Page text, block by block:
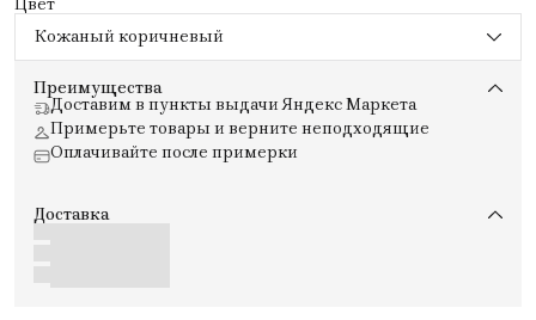
Кожаный коричневый
Преимущества
Доставим в пункты выдачи Яндекс Маркета
Примерьте товары и верните неподходящие
Оплачивайте после примерки
Доставка